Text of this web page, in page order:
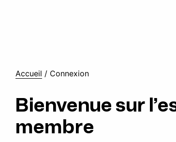
Accueil / Connexion
Bienvenue sur
membre